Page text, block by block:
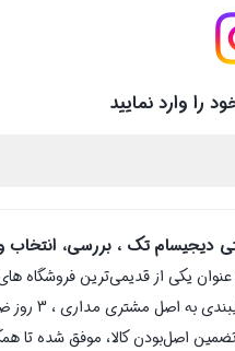
را وارد نمایید
دیجیسام تک ، بررسی، انتخاب
یکی از قدیمی‌ترین فروشگاه
دهه تجربه،
اصل‌بودن کالا، موفق شده تا